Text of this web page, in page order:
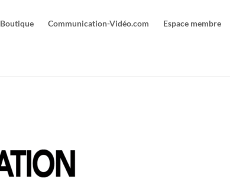
Boutique Communication-Vidéo.com Espace membre